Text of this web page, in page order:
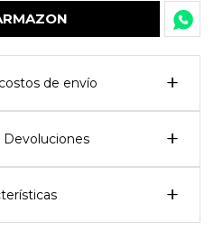
de envío
Devoluciones